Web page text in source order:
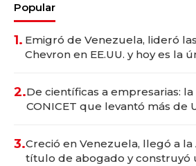
Popular
1. Emigró de Venezuela, lideró
Chevron en EE.UU. y hoy es la
2.De científicas a empresarias:
CONICET que levantó más de
3.Creció en Venezuela, llegó a
título de abogado y construyó